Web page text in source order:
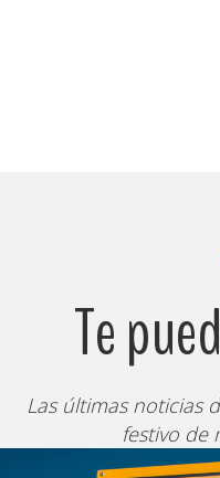
Te
Las últimas noticias
festivo de